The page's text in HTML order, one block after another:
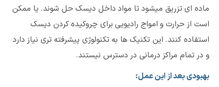
ماده ای تزریق میشود تا مواد داخل دیسک حل شوند. یا ممکن
است از حرارت و امواج رادیویی برای چروکیده کردن دیسک
استفاده کنند. این تکنیک ها به تکنولوژی پیشرفته تری نیاز دارد
و در تمام مراکز درمانی در دسترس نیستند.
بهبودی بعد از این عمل: